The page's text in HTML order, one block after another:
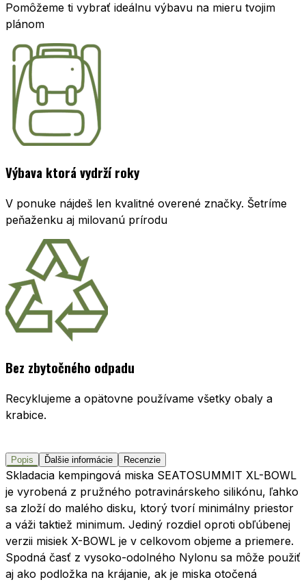
Pomôžeme ti vybrať ideálnu výbavu na mieru tvojim
plánom
Výbava ktorá vydrží roky
V ponuke nájdeš len kvalitné overené značky. Šetríme
peňaženku aj milovanú prírodu
Bez zbytočného odpadu
Recyklujeme a opätovne používame všetky obaly a
krabice.
Popis Ďalšie informácie Recenzie
Skladacia kempingová miska SEATOSUMMIT XL-BOWL
je vyrobená z pružného potravinárskeho silikónu, ľahko
sa zloží do malého disku, ktorý tvorí minimálny priestor
a váži taktiež minimum. Jediný rozdiel oproti obľúbenej
verzii misiek X-BOWL je v celkovom objeme a priemere.
Spodná časť z vysoko-odolného Nylonu sa môže použiť
aj ako podložka na krájanie, ak je miska otočená